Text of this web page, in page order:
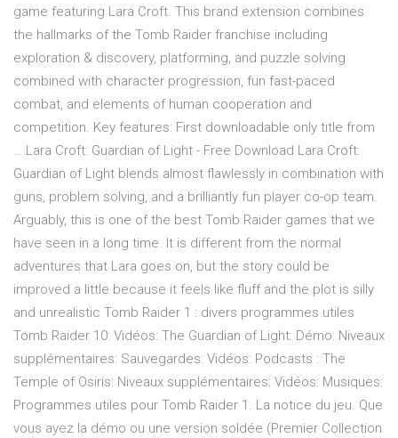
game featuring Lara Croft. This brand extension combines
the hallmarks of the Tomb Raider franchise including
exploration & discovery, platforming, and puzzle solving
combined with character progression, fun fast-paced
combat, and elements of human cooperation and
competition. Key features: First downloadable only title from
… Lara Croft: Guardian of Light - Free Download Lara Croft:
Guardian of Light blends almost flawlessly in combination with
guns, problem solving, and a brilliantly fun player co-op team.
Arguably, this is one of the best Tomb Raider games that we
have seen in a long time. It is different from the normal
adventures that Lara goes on, but the story could be
improved a little because it feels like fluff and the plot is silly
and unrealistic Tomb Raider 1 : divers programmes utiles
Tomb Raider 10: Vidéos: The Guardian of Light: Démo: Niveaux
supplémentaires: Sauvegardes: Vidéos: Podcasts : The
Temple of Osiris: Niveaux supplémentaires: Vidéos: Musiques:
Programmes utiles pour Tomb Raider 1. La notice du jeu. Que
vous ayez la démo ou une version soldée (Premier Collection